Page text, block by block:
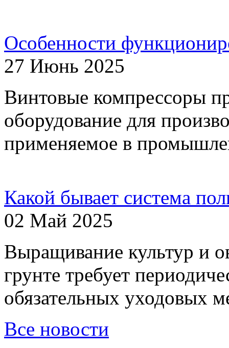
Особенности
27 Июнь 2025
Винтовые компрессоры
оборудование для
применяемое в
Какой бывает система
02 Май 2025
Выращивание культур и
грунте требует
обязательных уходовых
Все новости